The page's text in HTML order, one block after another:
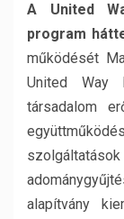
A United
program
működését
United Way
társadalom
alapítvány